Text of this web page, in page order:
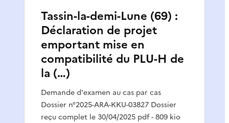
Tassin-la-demi-Lune (69) :
Déclaration de projet
emportant mise en
compatibilité du PLU-H de
la (…)
Demande d'examen au cas par cas
Dossier n°2025-ARA-KKU-03827 Dossier
reçu complet le 30/04/2025 pdf - 809 kio